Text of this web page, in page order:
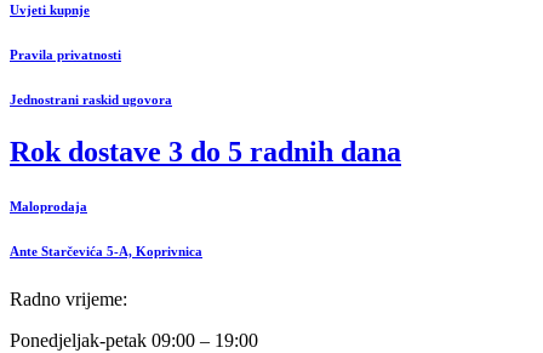
Uvjeti kupnje
Pravila privatnosti
Jednostrani raskid ugovora
Rok dostave 3 do 5 radnih dana
Maloprodaja
Ante Starčevića 5-A, Koprivnica
Radno vrijeme:
Ponedjeljak-petak 09:00 – 19:00